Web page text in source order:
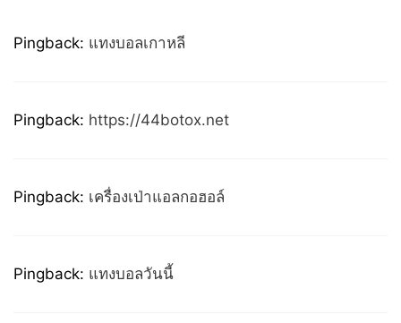
Pingback: แทงบอลเกาหลี
Pingback: https://44botox.net
Pingback: เครื่องเป่าแอลกอฮอล์
Pingback: แทงบอลวันนี้